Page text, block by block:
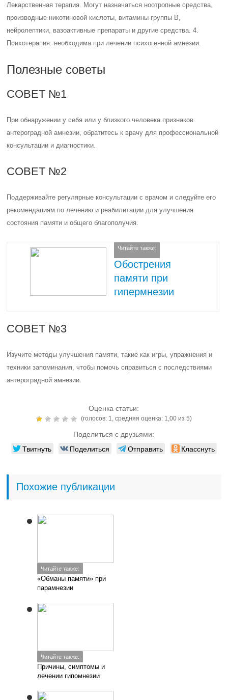
Лекарственная терапия. Могут назначаться ноотропные средства,
производные никотиновой кислоты, витамины группы В,
нейролептики, вазоактивные препараты и другие средства. 4.
Психотерапия: необходима при лечении психогенной амнезии.
Полезные советы
СОВЕТ №1
При обнаружении у себя или у близкого человека признаков
антероградной амнезии, обратитесь к врачу для профессиональной
консультации и диагностики.
СОВЕТ №2
Поддерживайте регулярные консультации с врачом и следуйте его
рекомендациям по лечению и реабилитации для улучшения
состояния памяти и общего благополучия.
Читайте также:
Обострения
памяти при
гипермнезии
СОВЕТ №3
Изучите методы улучшения памяти, такие как игры, упражнения и
техники запоминания, чтобы помочь справиться с последствиями
антероградной амнезии.
Оценка статьи:
(голосов: 1 , средняя оценка: 1,00из 5)
Поделиться с друзьями:
Твитнуть Поделиться Отправить Класснуть
Похожие публикации
Читайте также:
«Обманы памяти» при
парамнезии
Читайте также:
Причины, симптомы и
лечении гипомнезии